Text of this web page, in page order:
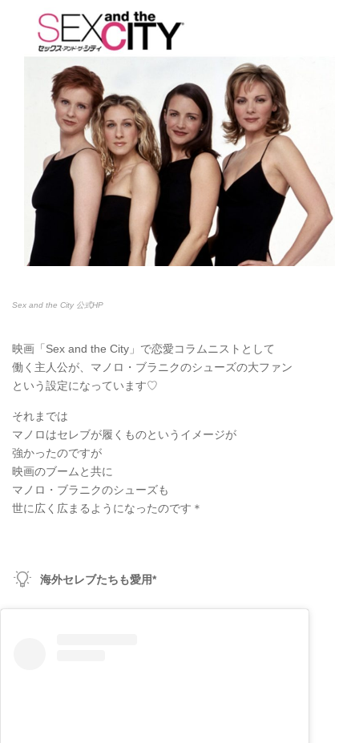
Sex and the City 公式HP
映画「Sex and the City」で恋愛コラムニストとして
働く主人公が、マノロ・ブラニクのシューズの大ファン
という設定になっています♡
それまでは
マノロはセレブが履くものというイメージが
強かったのですが
映画のブームと共に
マノロ・ブラニクのシューズも
世に広く広まるようになったのです＊
海外セレブたちも愛用*